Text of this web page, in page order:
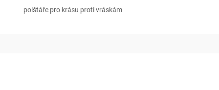
polštáře pro krásu proti vráskám